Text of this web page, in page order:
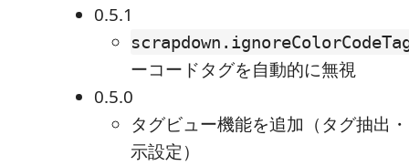
0.5.1
ーコードタグを自動的に無視
0.5.0
タグビュー機能を追加（タグ抽出
示設定）